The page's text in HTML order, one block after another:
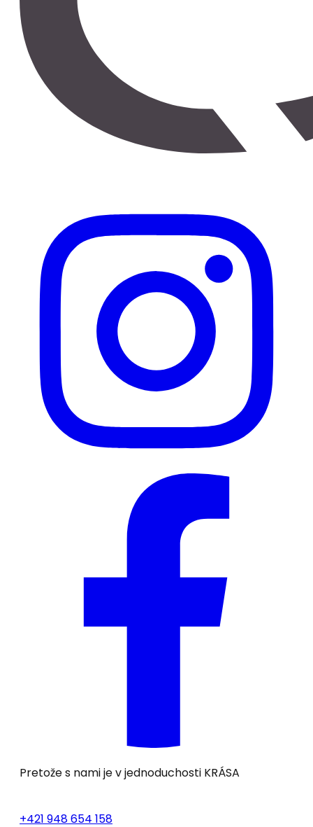
Pretože s nami je v jednoduchosti KRÁSA
+421 948 654 158